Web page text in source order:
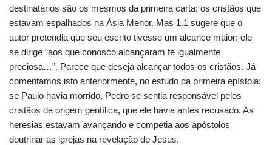
destinatários são os mesmos da primeira carta: os cristãos que
estavam espalhados na Ásia Menor. Mas 1.1 sugere que o
autor pretendia que seu escrito tivesse um alcance maior: ele
se dirige “aos que conosco alcançaram fé igualmente
preciosa…”. Parece que deseja alcançar todos os cristãos. Já
comentamos isto anteriormente, no estudo da primeira epístola:
se Paulo havia morrido, Pedro se sentia responsável pelos
cristãos de origem gentílica, que ele havia antes recusado. As
heresias estavam avançando e competia aos apóstolos
doutrinar as igrejas na revelação de Jesus.